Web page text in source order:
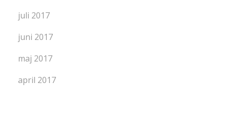
juli 2017
juni 2017
maj 2017
april 2017